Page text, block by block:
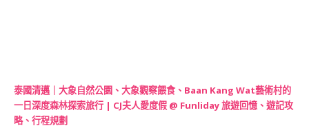
泰國清邁｜大象自然公園、大象觀察餵食、Baan Kang Wat藝術村的
一日深度森林探索旅行 | CJ夫人愛度假 @ Funliday 旅遊回憶、遊記攻
略、行程規劃